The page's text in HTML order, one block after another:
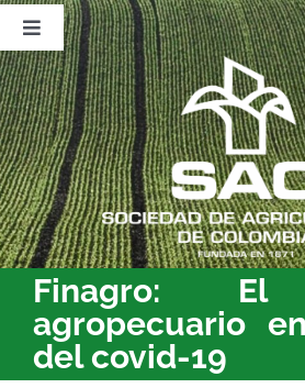
Saltar
contenido
Toggle
Navigation
Nosotros
Publicaciones
Sala de Prensa
Eventos
Finagro: El
agropecuario
del covid-19